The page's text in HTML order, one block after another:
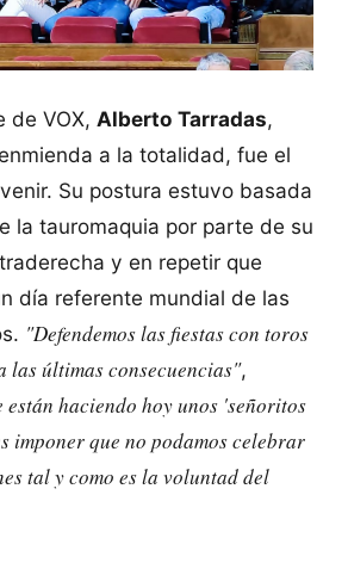
de VOX, Alberto Tarradas,
a la totalidad, fue el
Su postura estuvo basada
la tauromaquia por parte de su
y en repetir que
día referente mundial de las
"Defendemos las fiestas con toros
las últimas consecuencias",
están haciendo hoy unos 'señoritos
imponer que no podamos celebrar
tal y como es la voluntad del